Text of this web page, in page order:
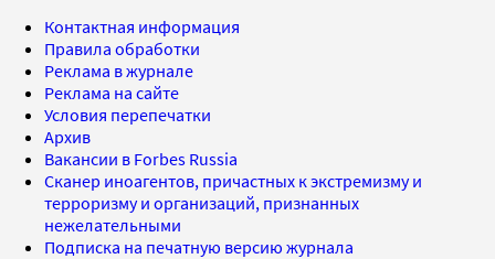
Контактная информация
Правила обработки
Реклама в журнале
Реклама на сайте
Условия перепечатки
Архив
Вакансии в Forbes Russia
Сканер иноагентов, причастных к экстремизму и
терроризму и организаций, признанных
нежелательными
Подписка на печатную версию журнала